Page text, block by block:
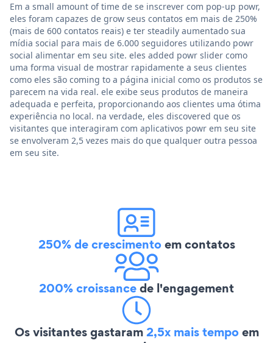
Em a small amount of time de se inscrever com pop-up powr,
eles foram capazes de grow seus contatos em mais de 250%
(mais de 600 contatos reais) e ter steadily aumentado sua
mídia social para mais de 6.000 seguidores utilizando powr
social alimentar em seu site. eles added powr slider como
uma forma visual de mostrar rapidamente a seus clientes
como eles são coming to a página inicial como os produtos se
parecem na vida real. ele exibe seus produtos de maneira
adequada e perfeita, proporcionando aos clientes uma ótima
experiência no local. na verdade, eles discovered que os
visitantes que interagiram com aplicativos powr em seu site
se envolveram 2,5 vezes mais do que qualquer outra pessoa
em seu site.
250% de crescimentoem contatos
200% croissancede l'engagement
Os visitantes gastaram2,5x mais tempoem